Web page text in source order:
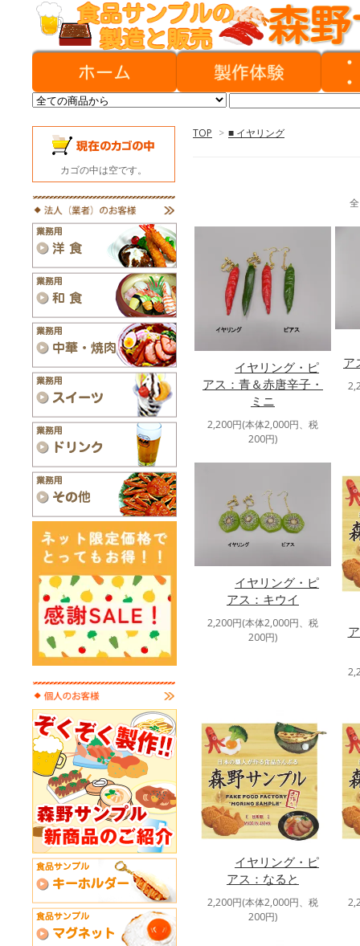
TOP > ■ イヤリング
イヤリング・ピ
アス：青＆赤唐辛子・
ミニ
2,200円(本体2,000円、税
200円)
ア
イヤリング・ピ
アス：キウイ
2,200円(本体2,000円、税
200円)
イヤリング・ピ
アス：なると
2,200円(本体2,000円、税
200円)
カゴの中は空です。